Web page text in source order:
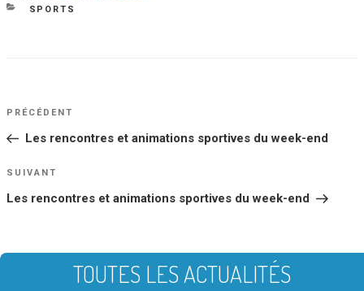
le
CATÉGORIES
SPORTS
NAVIGATION
DE
Article
PRÉCÉDENT
Les rencontres et animations sportives du week-end
Article
SUIVANT
Les rencontres et animations sportives du week-end
TOUTES LES ACTUALITÉS